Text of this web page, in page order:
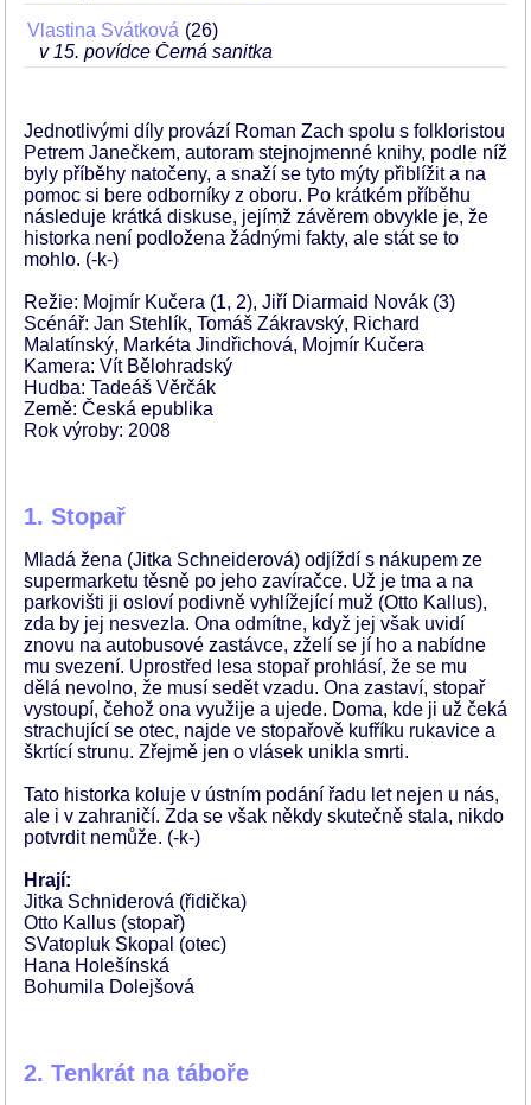
Vlastina Svátková
26
v 15. povídce Černá sanitka
Jednotlivými díly provází Roman Zach spolu s folkloristou
Petrem Janečkem, autoram stejnojmenné knihy, podle níž
byly příběhy natočeny, a snaží se tyto mýty přiblížit a na
pomoc si bere odborníky z oboru. Po krátkém příběhu
následuje krátká diskuse, jejímž závěrem obvykle je, že
historka není podložena žádnými fakty, ale stát se to
mohlo. (-k-)
Režie: Mojmír Kučera (1, 2), Jiří Diarmaid Novák (3)
Scénář: Jan Stehlík, Tomáš Zákravský, Richard
Malatínský, Markéta Jindřichová, Mojmír Kučera
Kamera: Vít Bělohradský
Hudba: Tadeáš Věrčák
Země: Česká epublika
Rok výroby: 2008
1. Stopař
Mladá žena (Jitka Schneiderová) odjíždí s nákupem ze
supermarketu těsně po jeho zavíračce. Už je tma a na
parkovišti ji osloví podivně vyhlížející muž (Otto Kallus),
zda by jej nesvezla. Ona odmítne, když jej však uvidí
znovu na autobusové zastávce, zželí se jí ho a nabídne
mu svezení. Uprostřed lesa stopař prohlásí, že se mu
dělá nevolno, že musí sedět vzadu. Ona zastaví, stopař
vystoupí, čehož ona využije a ujede. Doma, kde ji už čeká
strachující se otec, najde ve stopařově kufříku rukavice a
škrtící strunu. Zřejmě jen o vlásek unikla smrti.
Tato historka koluje v ústním podání řadu let nejen u nás,
ale i v zahraničí. Zda se však někdy skutečně stala, nikdo
potvrdit nemůže. (-k-)
Hrají:
Jitka Schniderová (řidička)
Otto Kallus (stopař)
SVatopluk Skopal (otec)
Hana Holešínská
Bohumila Dolejšová
2. Tenkrát na táboře